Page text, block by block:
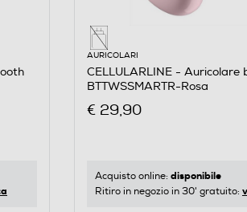
AURICOLARI
CELLULARLINE - Auricolare
BTTWSSMARTR-Rosa
€ 29,90
Acquisto online: disponibile
Ritiro in negozio in 30' gratuito: